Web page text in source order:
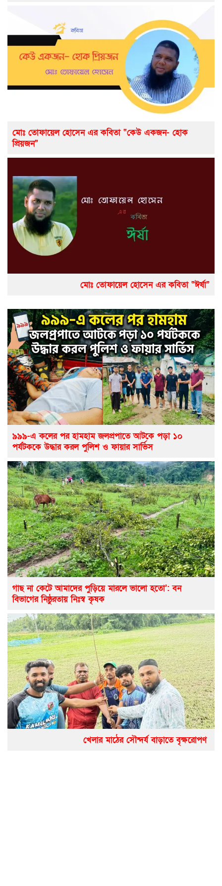
মোঃ তোফায়েল হোসেন এর কবিতা “কেউ একজন- হোক
প্রিয়জন”
মোঃ তোফায়েল হোসেন এর কবিতা “ঈর্ষা”
৯৯৯-এ কলের পর হামহাম জলপ্রপাতে আটকে পড়া ১০
পর্যটককে উদ্ধার করল পুলিশ ও ফায়ার সার্ভিস
গাছ না কেটে আমাদের পুড়িয়ে মারলে ভালো হতো’: বন
বিভাগের নিষ্ঠুরতায় নিঃস্ব কৃষক
খেলার মাঠের সৌন্দর্য বাড়াতে বৃক্ষরোপণ